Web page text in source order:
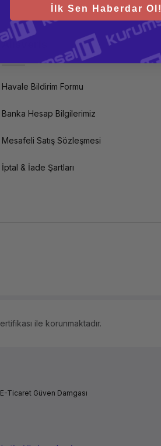
Alışveriş
Havale Bildirim Formu
Banka Hesap Bilgilerimiz
Mesafeli Satış Sözleşmesi
İptal & İade Şartları
ile korunmaktadır.
İlk Sen Haberdar Ol!